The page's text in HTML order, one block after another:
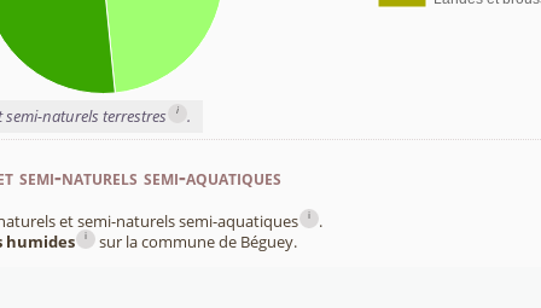
semi-naturels terrestres i .
naturels semi-aquatiques
et semi-naturels semi-aquatiques i
.
humides
i sur la commune de Béguey.